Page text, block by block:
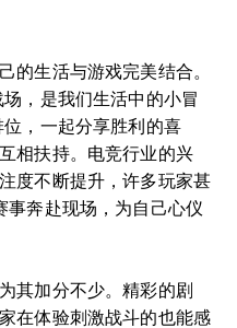
的生活与游戏完美结合。
，是我们生活中的小冒
位，一起分享胜利的喜
相扶持。电竞行业的兴
度不断提升，许多玩家甚
事奔赴现场，为自己心仪
其加分不少。精彩的剧
在体验刺激战斗的也能感